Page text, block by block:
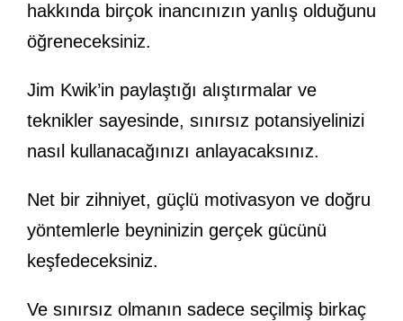
hakkında birçok inancınızın yanlış olduğunu
öğreneceksiniz.
Jim Kwik’in paylaştığı alıştırmalar ve
teknikler sayesinde, sınırsız potansiyelinizi
nasıl kullanacağınızı anlayacaksınız.
Net bir zihniyet, güçlü motivasyon ve doğru
yöntemlerle beyninizin gerçek gücünü
keşfedeceksiniz.
Ve sınırsız olmanın sadece seçilmiş birkaç